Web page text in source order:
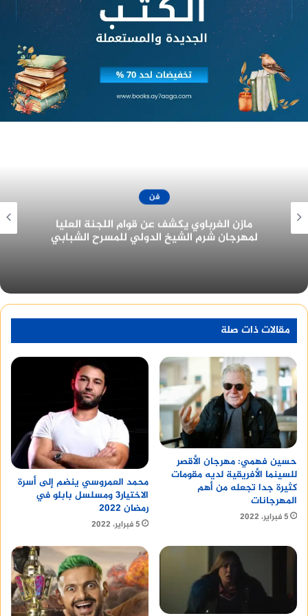
الخضراء، الجناح الخاص بالصالات الفنية (waf) والذي
تشارك فيه عدد جاليريهات الفن التشكيلي الشهيرة.
فن
جزيرة غمام يحتل نصيب الأسد من جوائز مهرجان
القاهرة للدراما في دورته الأولى ٢٠٢٢
مقالات ذات صلة
حسين فهمي: مهرجان الأقصر
للسينما الأفريقية لديه مقومات
كثيرة جدا تجعله من أهم
المهرجانات
5 فبراير، 2022
محمد العمروسي ينضم إلى أسرة
الاختيار3 ومسلسل بابلو في
رمضان 2022
5 فبراير، 2022